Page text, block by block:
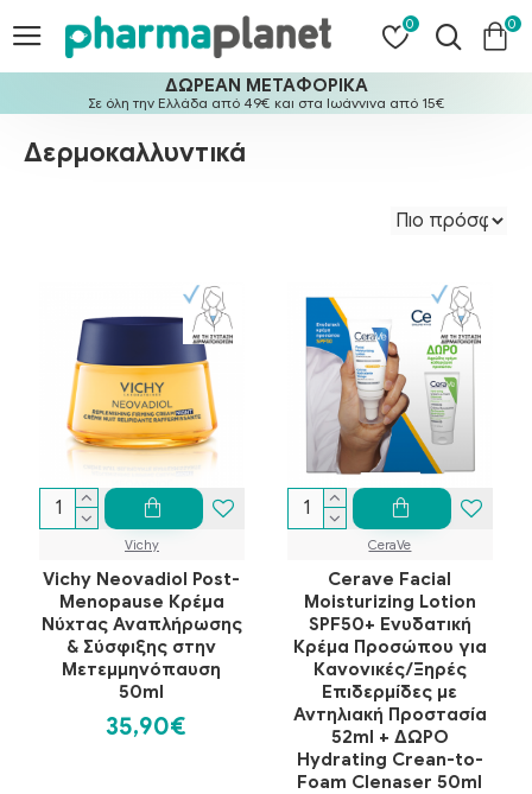
0 0
ΔΩΡΕΑΝ ΜΕΤΑΦΟΡΙΚΑ
Σε όλη την Ελλάδα από 49€ και στα Ιωάννινα από 15€
Δερμοκαλλυντικά
Vichy
Vichy Neovadiol Post-
Menopause Κρέμα
Νύχτας Αναπλήρωσης
& Σύσφιξης στην
Μετεμμηνόπαυση
50ml
35,90€
CeraVe
Cerave Facial
Moisturizing Lotion
SPF50+ Ενυδατική
Κρέμα Προσώπου για
Κανονικές/Ξηρές
Επιδερμίδες με
Αντηλιακή Προστασία
52ml + ΔΩΡΟ
Hydrating Crean-to-
Foam Clenaser 50ml